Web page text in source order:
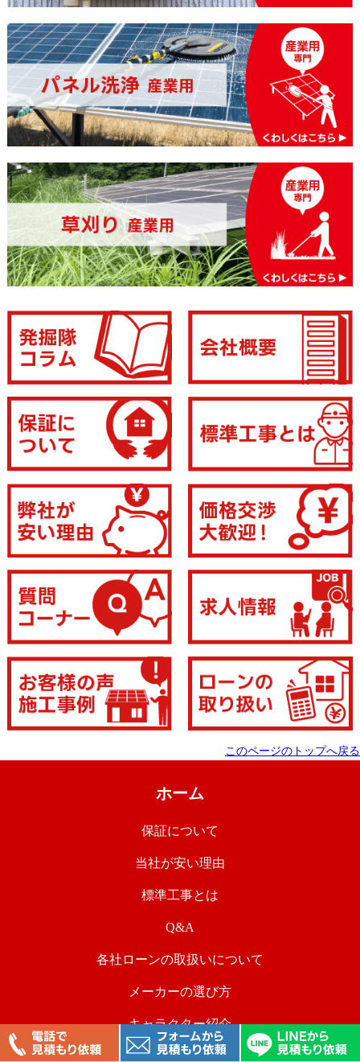
このページのトップへ戻る
ホーム
保証について
当社が安い理由
標準工事とは
Q&A
各社ローンの取扱いについて
メーカーの選び方
キャラクター紹介
価格交渉大歓迎です